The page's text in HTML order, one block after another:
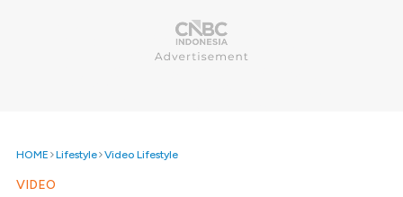
HOME Lifestyle Video Lifestyle
VIDEO